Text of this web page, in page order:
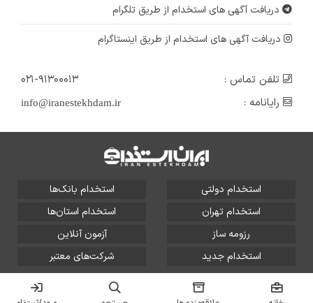
دریافت آگهی های استخدام از طریق تلگرام
دریافت آگهی های استخدام از طریق اینستاگرام
تلفن تماس :
۰۲۱-۹۱۳۰۰۰۱۳
رایانامه :
info@iranestekhdam.ir
استخدام دولتی
استخدام بانک‌ها
استخدام تهران
استخدام استان‌ها
رزومه ساز
آزمون آنلاین
استخدام جدید
شرکت‌های معتبر
تمامی حقوق این سایت برای آلتین سیستم محفوظ است و هر
گونه سوءاستفاده از آن پیگرد قانونی دارد.